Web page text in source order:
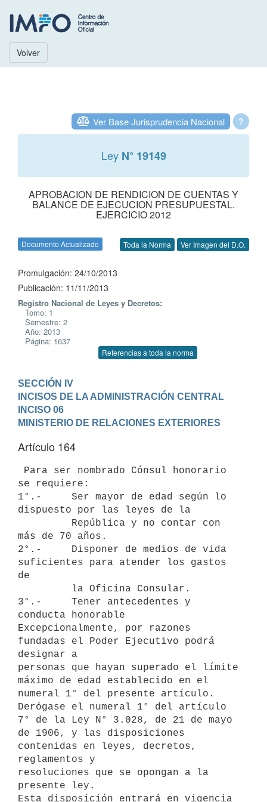
Volver
?
Ver Base Jurisprudencia Nacional
Ley N° 19149
APROBACION DE RENDICION DE CUENTAS Y
BALANCE DE EJECUCION PRESUPUESTAL.
EJERCICIO 2012
Documento Actualizado Toda la Norma Ver Imagen del D.O.
Promulgación: 24/10/2013
Publicación: 11/11/2013
Registro Nacional de Leyes y Decretos:
Tomo: 1
Semestre: 2
Año: 2013
Página: 1637
Referencias a toda la norma
SECCIÓN IV
INCISOS DE LA ADMINISTRACIÓN CENTRAL
INCISO 06
MINISTERIO DE RELACIONES EXTERIORES
Artículo 164
se requiere:
1°.-     Ser mayor de edad según lo
dispuesto por las leyes de la
más de 70 años.
2°.-     Disponer de medios de vida
suficientes para atender los gastos
de
3°.-     Tener antecedentes y
conducta honorable
Excepcionalmente, por razones
fundadas el Poder Ejecutivo podrá
designar a
personas que hayan superado el límite
máximo de edad establecido en el
numeral 1° del presente artículo.
Derógase el numeral 1° del artículo
7° de la Ley N° 3.028, de 21 de mayo
de 1906, y las disposiciones
contenidas en leyes, decretos,
reglamentos y
resoluciones que se opongan a la
presente ley.
Esta disposición entrará en vigencia